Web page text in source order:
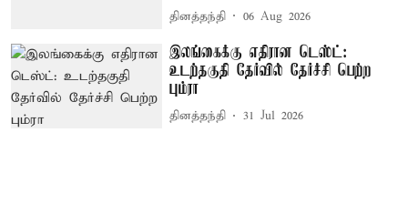
தினத்தந்தி 06 Aug 2026
இலங்கைக்கு எதிரான டெஸ்ட்:
உடற்தகுதி தேர்வில் தேர்ச்சி பெற்ற
பும்ரா
தினத்தந்தி 31 Jul 2026